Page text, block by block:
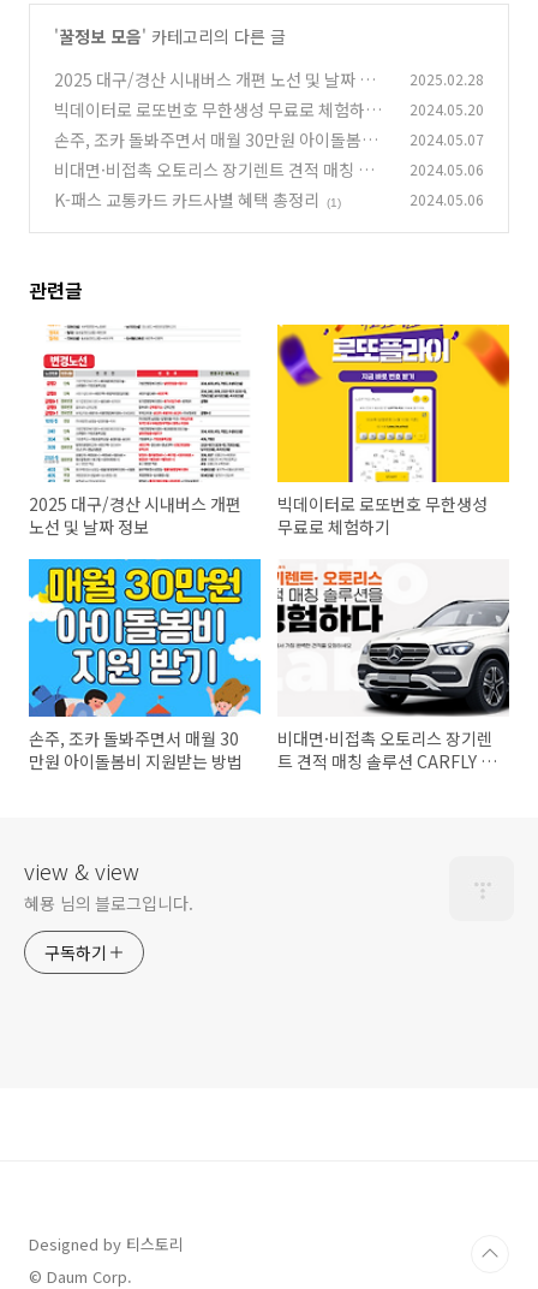
'꿀정보 모음' 카테고리의 다른 글
2025 대구/경산 시내버스 개편 노선 및 날짜 정
보
(0)
2025.02.28
빅데이터로 로또번호 무한생성 무료로 체험하기
(0)
2024.05.20
손주, 조카 돌봐주면서 매월 30만원 아이돌봄비
지원받는 방법 (0)
2024.05.07
비대면·비접촉 오토리스 장기렌트 견적 매칭 솔
루션 CARFLY 오토랩스 (0)
2024.05.06
K-패스 교통카드 카드사별 혜택 총정리 (1) 2024.05.06
관련글
2025 대구/경산 시내버스 개편
노선 및 날짜 정보
빅데이터로 로또번호 무한생성
무료로 체험하기
손주, 조카 돌봐주면서 매월 30
만원 아이돌봄비 지원받는 방법
비대면·비접촉 오토리스 장기렌
트 견적 매칭 솔루션 CARFLY 오
view & view
혜묭 님의 블로그입니다.
구독하기
Designed by 티스토리
© Daum Corp.